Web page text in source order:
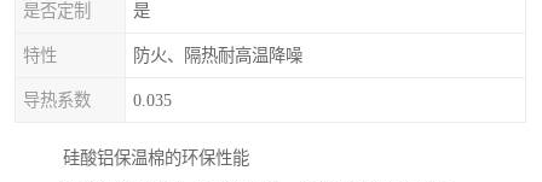
是否定制 是
特性 防火、隔热耐高温降噪
导热系数 0.035
硅酸铝保温棉的环保性能